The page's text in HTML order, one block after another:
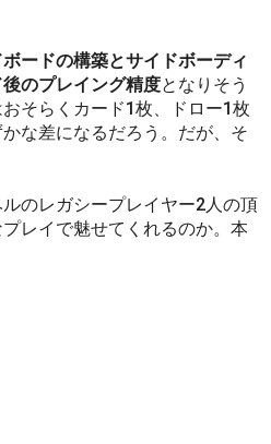
ードの構築とサイドボーディ
のプレイング精度となりそう
そらくカード1枚、ドロー1枚
な差になるだろう。だが、そ
のレガシープレイヤー2人の頂
レイで魅せてくれるのか。本